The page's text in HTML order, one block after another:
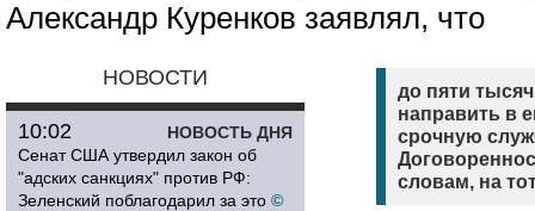
Александр Куренков заявлял, что
НОВОСТИ
НОВОСТЬ ДНЯ
10:02
Сенат США утвердил закон об
"адских санкциях" против РФ:
Зеленский поблагодарил за это ©
до пяти
направить в
срочную
словам, на